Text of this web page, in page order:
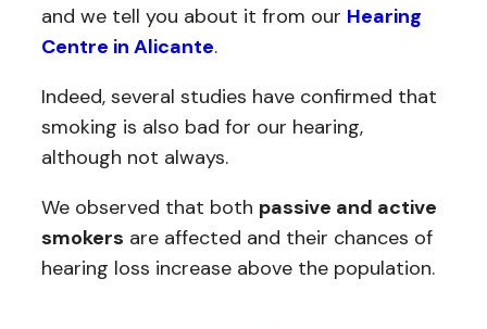
and we tell you about it from our Hearing
Centre in Alicante.
Indeed, several studies have confirmed that
smoking is also bad for our hearing,
although not always.
We observed that both passive and active
smokers are affected and their chances of
hearing loss increase above the population.